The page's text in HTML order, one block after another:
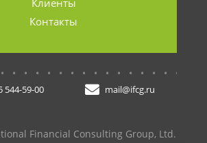
Клиенты
Контакты
544-59-00 mail@ifcg.ru
Financial Consulting Group, Ltd.